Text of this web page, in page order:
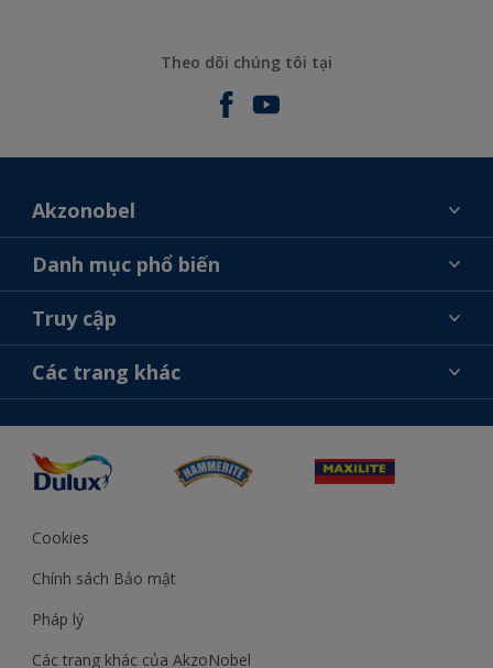
Theo dõi chúng tôi tại
Akzonobel
Giới thiệu về AkzoNobel
Liên hệ chúng tôi
Tìm một cửa hàng
Danh mục phổ biến
Tìm màu sắc
Chọn sản phẩm
Ý tưởng
Truy cập
Khả năng truy cập
Tính Chính Xác về Màu Sắc
Các trang khác
Cookies
Chính sách Bảo mật
Pháp lý
Các trang khác của AkzoNobel